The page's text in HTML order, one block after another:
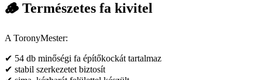
🪵 Természetes fa kivitel
A ToronyMester:
✔ 54 db minőségi fa építőkockát tartalmaz
✔ stabil szerkezetet biztosít